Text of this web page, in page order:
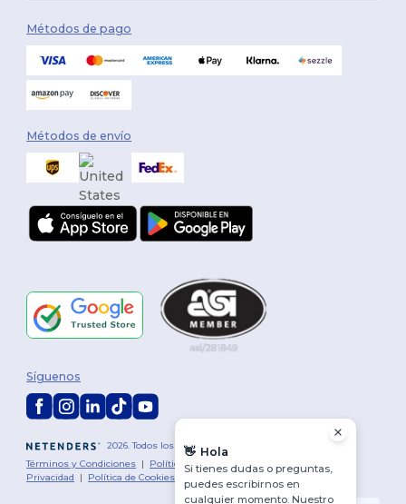
Métodos de pago
Métodos de envío
2026. Todos los derechos reservados
Términos y Condiciones | Política de personalización
Política de
Privacidad | Política de Cookies
Síguenos
👋 Hola
Si tienes dudas o preguntas,
puedes escribirnos en
cualquier momento. Nuestro